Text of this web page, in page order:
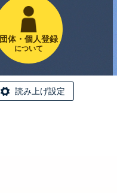
団体・個人登録
について
読み上げ設定